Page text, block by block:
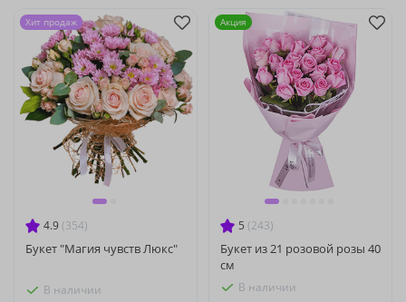
4.9 (354)
Букет "Магия чувств Люкс"
В наличии
Хит продаж
5 (243)
Букет из 21 розовой розы 40
см
В наличии
Акция